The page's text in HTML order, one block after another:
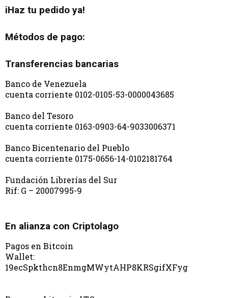
iHaz tu pedido ya!
Métodos de pago:
Transferencias bancarias
Banco de Venezuela
cuenta corriente 0102-0105-53-0000043685
Banco del Tesoro
cuenta corriente 0163-0903-64-9033006371
Banco Bicentenario del Pueblo
cuenta corriente 0175-0656-14-0102181764
Fundación Librerías del Sur
Rif: G – 20007995-9
En alianza con Criptolago
Pagos en Bitcoin
Wallet:
19ecSpkthcn8EnmgMWytAHP8KRSgifXFyg